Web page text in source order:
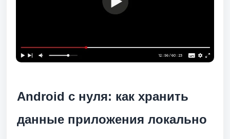
Android с нуля: как хранить
данные приложения локально